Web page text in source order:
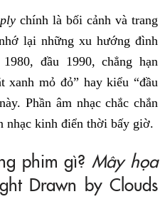
chính là bối cảnh và trang
lại những xu hướng đình
đầu 1990, chẳng hạn
xanh mỏ đỏ” hay kiểu “đầu
Phần âm nhạc chắc chắn
nhạc kinh điển thời bấy giờ.
phim gì? Mây họa
Drawn by Clouds